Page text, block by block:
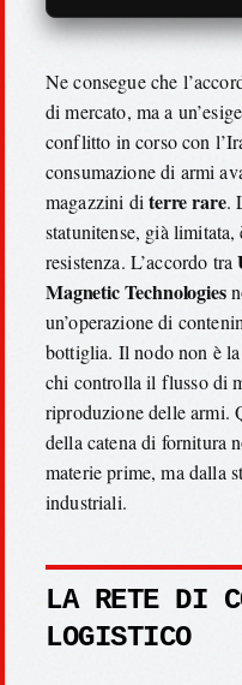
Ne consegue che
di mercato, ma a
conflitto in corso con
consumazione di armi
magazzini diterre rare.
statunitense, già limitata,
resistenza. L’accordo tra
Magnetic Technologies
un’operazione di
bottiglia. Il nodo non è
chi controlla il flusso di
riproduzione delle armi.
della catena di fornitura
materie prime, ma dalla
industriali.
LA RETE DI
LOGISTICO